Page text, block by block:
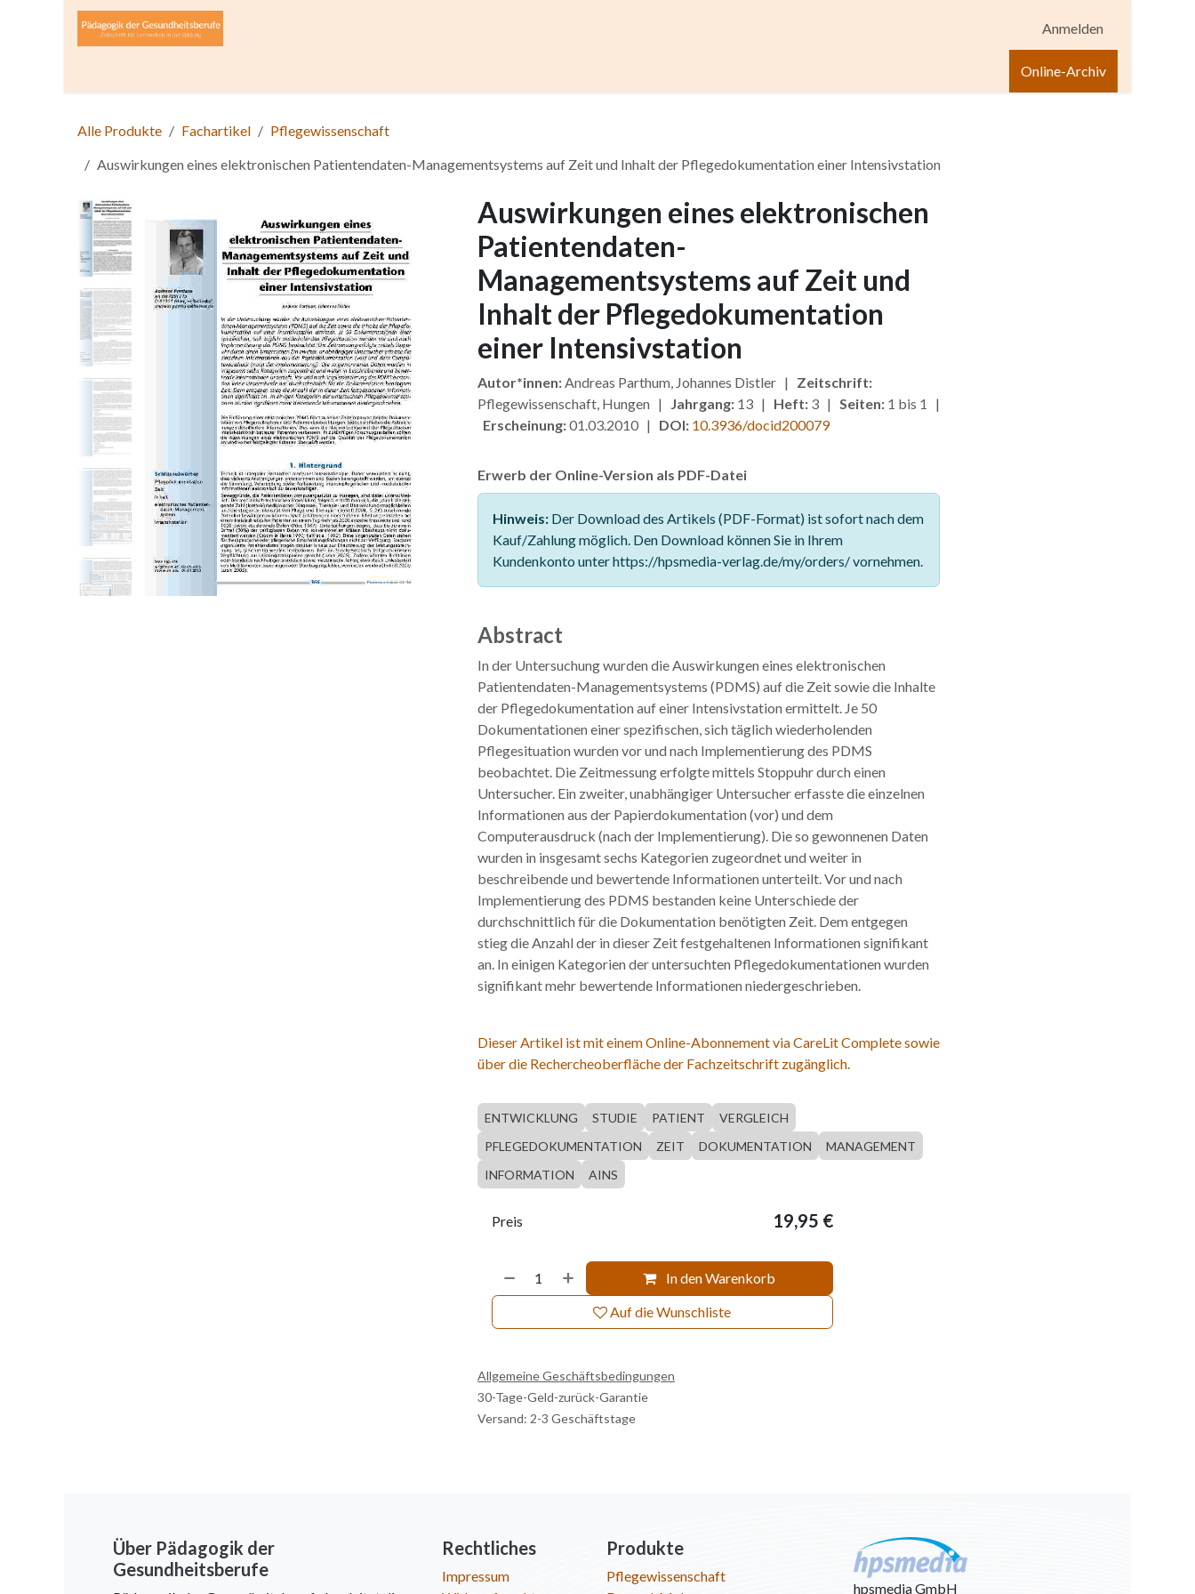
Zum Inhalt springen
Anmelden
Online-Archiv
Alle Produkte Fachartikel
Pflegewissenschaft
Auswirkungen eines elektronischen Patientendaten-Managementsystems auf Zeit und Inhalt der Pflegedokumentation einer Intensivstation
Auswirkungen eines elektronischen
Patientendaten-
Managementsystems auf Zeit und
Inhalt der Pflegedokumentation
einer Intensivstation
Autor*innen:Andreas Parthum, Johannes Distler | Zeitschrift:
Pflegewissenschaft, Hungen | Jahrgang:13 | Heft:3 | Seiten:1 bis 1 |
Erscheinung:01.03.2010 | DOI: 10.3936/docid200079
Erwerb der Online-Version als PDF-Datei
Hinweis:Der Download des Artikels (PDF-Format) ist sofort nach dem
Kauf/Zahlung möglich. Den Download können Sie in Ihrem
Kundenkonto unter https://hpsmedia-verlag.de/my/orders/ vornehmen.
Abstract
In der Untersuchung wurden die Auswirkungen eines elektronischen
Patientendaten-Managementsystems (PDMS) auf die Zeit sowie die Inhalte
der Pflegedokumentation auf einer Intensivstation ermittelt. Je 50
Dokumentationen einer spezifischen, sich täglich wiederholenden
Pflegesituation wurden vor und nach Implementierung des PDMS
beobachtet. Die Zeitmessung erfolgte mittels Stoppuhr durch einen
Untersucher. Ein zweiter, unabhängiger Untersucher erfasste die einzelnen
Informationen aus der Papierdokumentation (vor) und dem
Computerausdruck (nach der Implementierung). Die so gewonnenen Daten
wurden in insgesamt sechs Kategorien zugeordnet und weiter in
beschreibende und bewertende Informationen unterteilt. Vor und nach
Implementierung des PDMS bestanden keine Unterschiede der
durchschnittlich für die Dokumentation benötigten Zeit. Dem entgegen
stieg die Anzahl der in dieser Zeit festgehaltenen Informationen signifikant
an. In einigen Kategorien der untersuchten Pflegedokumentationen wurden
signifikant mehr bewertende Informationen niedergeschrieben.
Dieser Artikel ist mit einem Online-Abonnement via CareLit Complete sowie
über die Rechercheoberfläche der Fachzeitschrift zugänglich.
ENTWICKLUNG STUDIE PATIENT
VERGLEICH
PFLEGEDOKUMENTATION
ZEIT DOKUMENTATION
MANAGEMENT
INFORMATION
AINS
In den Warenkorb
Auf die Wunschliste
Preis 19,95 €
Allgemeine Geschäftsbedingungen
30-Tage-Geld-zurück-Garantie
Versand: 2-3 Geschäftstage
Über Pädagogik der
Gesundheitsberufe
Rechtliches
Impressum
Produkte
Pflegewissenschaft
hpsmedia GmbH